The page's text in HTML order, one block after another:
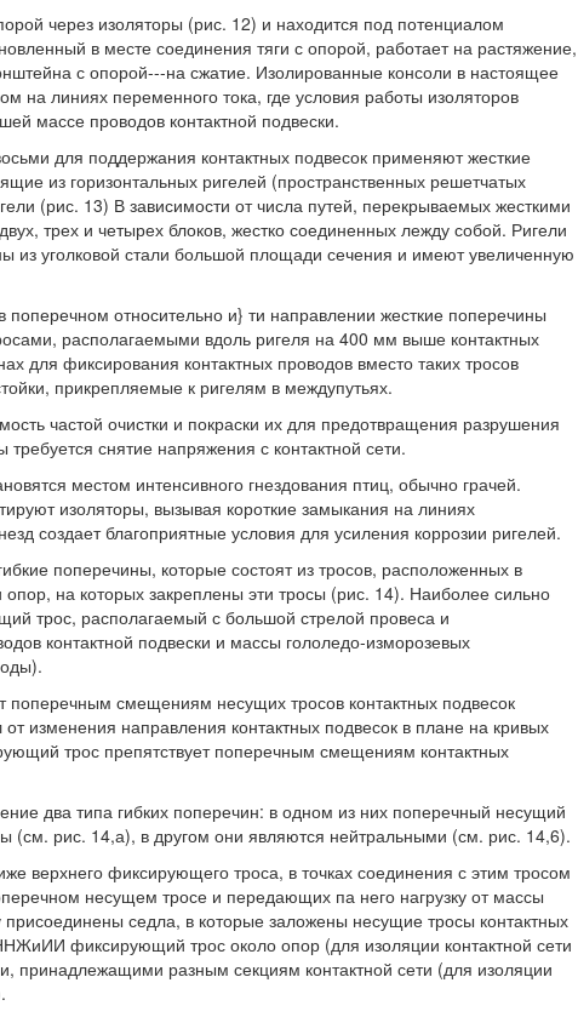
через изоляторы (рис. 12) и находится под потенциалом
в месте соединения тяги с опорой, работает на растяжение,
с опорой---на сжатие. Изолированные консоли в настоящее
на линиях переменного тока, где условия работы изоляторов
массе проводов контактной подвески.
для поддержания контактных подвесок применяют жесткие
из горизонтальных ригелей (пространственных решетчатых
(рис. 13) В зависимости от числа путей, перекрываемых жесткими
трех и четырех блоков, жестко соединенных лежду собой. Ригели
из уголковой стали большой площади сечения и имеют увеличенную
относительно и} ти направлении жесткие поперечины
располагаемыми вдоль ригеля на 400 мм выше контактных
для фиксирования контактных проводов вместо таких тросов
прикрепляемые к ригелям в междупутьях.
частой очистки и покраски их для предотвращения разрушения
снятие напряжения с контактной сети.
местом интенсивного гнездования птиц, обычно грачей.
изоляторы, вызывая короткие замыкания на линиях
создает благоприятные условия для усиления коррозии ригелей.
поперечины, которые состоят из тросов, расположенных в
на которых закреплены эти тросы (рис. 14). Наиболее сильно
трос, располагаемый с большой стрелой провеса и
контактной подвески и массы гололедо-изморозевых
поперечным смещениям несущих тросов контактных подвесок
изменения направления контактных подвесок в плане на кривых
трос препятствует поперечным смещениям контактных
два типа гибких поперечин: в одном из них поперечный несущий
(см. рис. 14,а), в другом они являются нейтральными (см. рис. 14,6).
верхнего фиксирующего троса, в точках соединения с этим тросом
несущем тросе и передающих па него нагрузку от массы
присоединены седла, в которые заложены несущие тросы контактных
фиксирующий трос около опор (для изоляции контактной сети
принадлежащими разным секциям контактной сети (для изоляции